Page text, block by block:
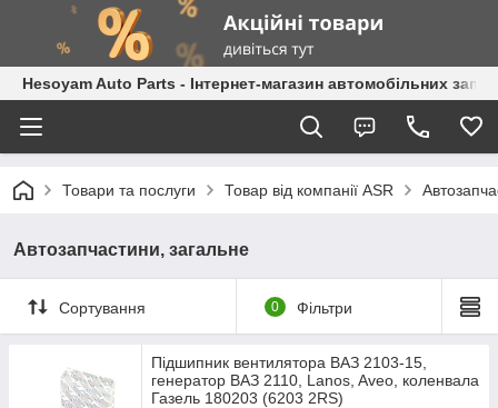
Hesoyam Auto Parts - Інтернет-магазин автомобільних
Товари та послуги Товар від компанії ASR
Автозапчастини, загальне
Сортування 0 Фільтри
Підшипник вентилятора ВАЗ 2103-15,
генератор ВАЗ 2110, Lanos, Aveo, коленвала
Газель 180203 (6203 2RS)